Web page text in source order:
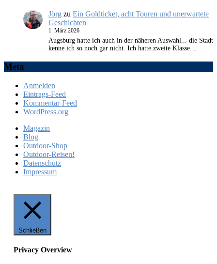
Jörg zu Ein Goldticket, acht Touren und unerwartete
Geschichten
1. März 2026
Augsburg hatte ich auch in der näheren Auswahl... die Stadt
kenne ich so noch gar nicht. Ich hatte zweite Klasse…
Meta
Anmelden
Eintrags-Feed
Kommentar-Feed
WordPress.org
Magazin
Blog
Outdoor-Shop
Outdoor-Reisen!
Datenschutz
Impressum
Schließen
Privacy Overview